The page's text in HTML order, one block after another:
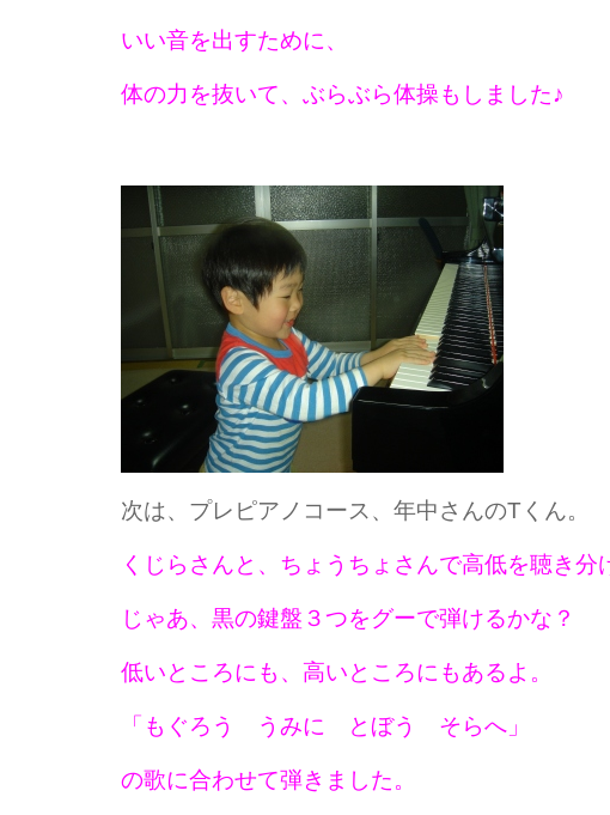
いい音を出すために、
体の力を抜いて、ぶらぶら体操もしました♪
次は、プレピアノコース、年中さんのTくん。
くじらさんと、ちょうちょさんで高低を聴き分
じゃあ、黒の鍵盤３つをグーで弾けるかな？
低いところにも、高いところにもあるよ。
「もぐろう うみに とぼう そらへ」
の歌に合わせて弾きました。